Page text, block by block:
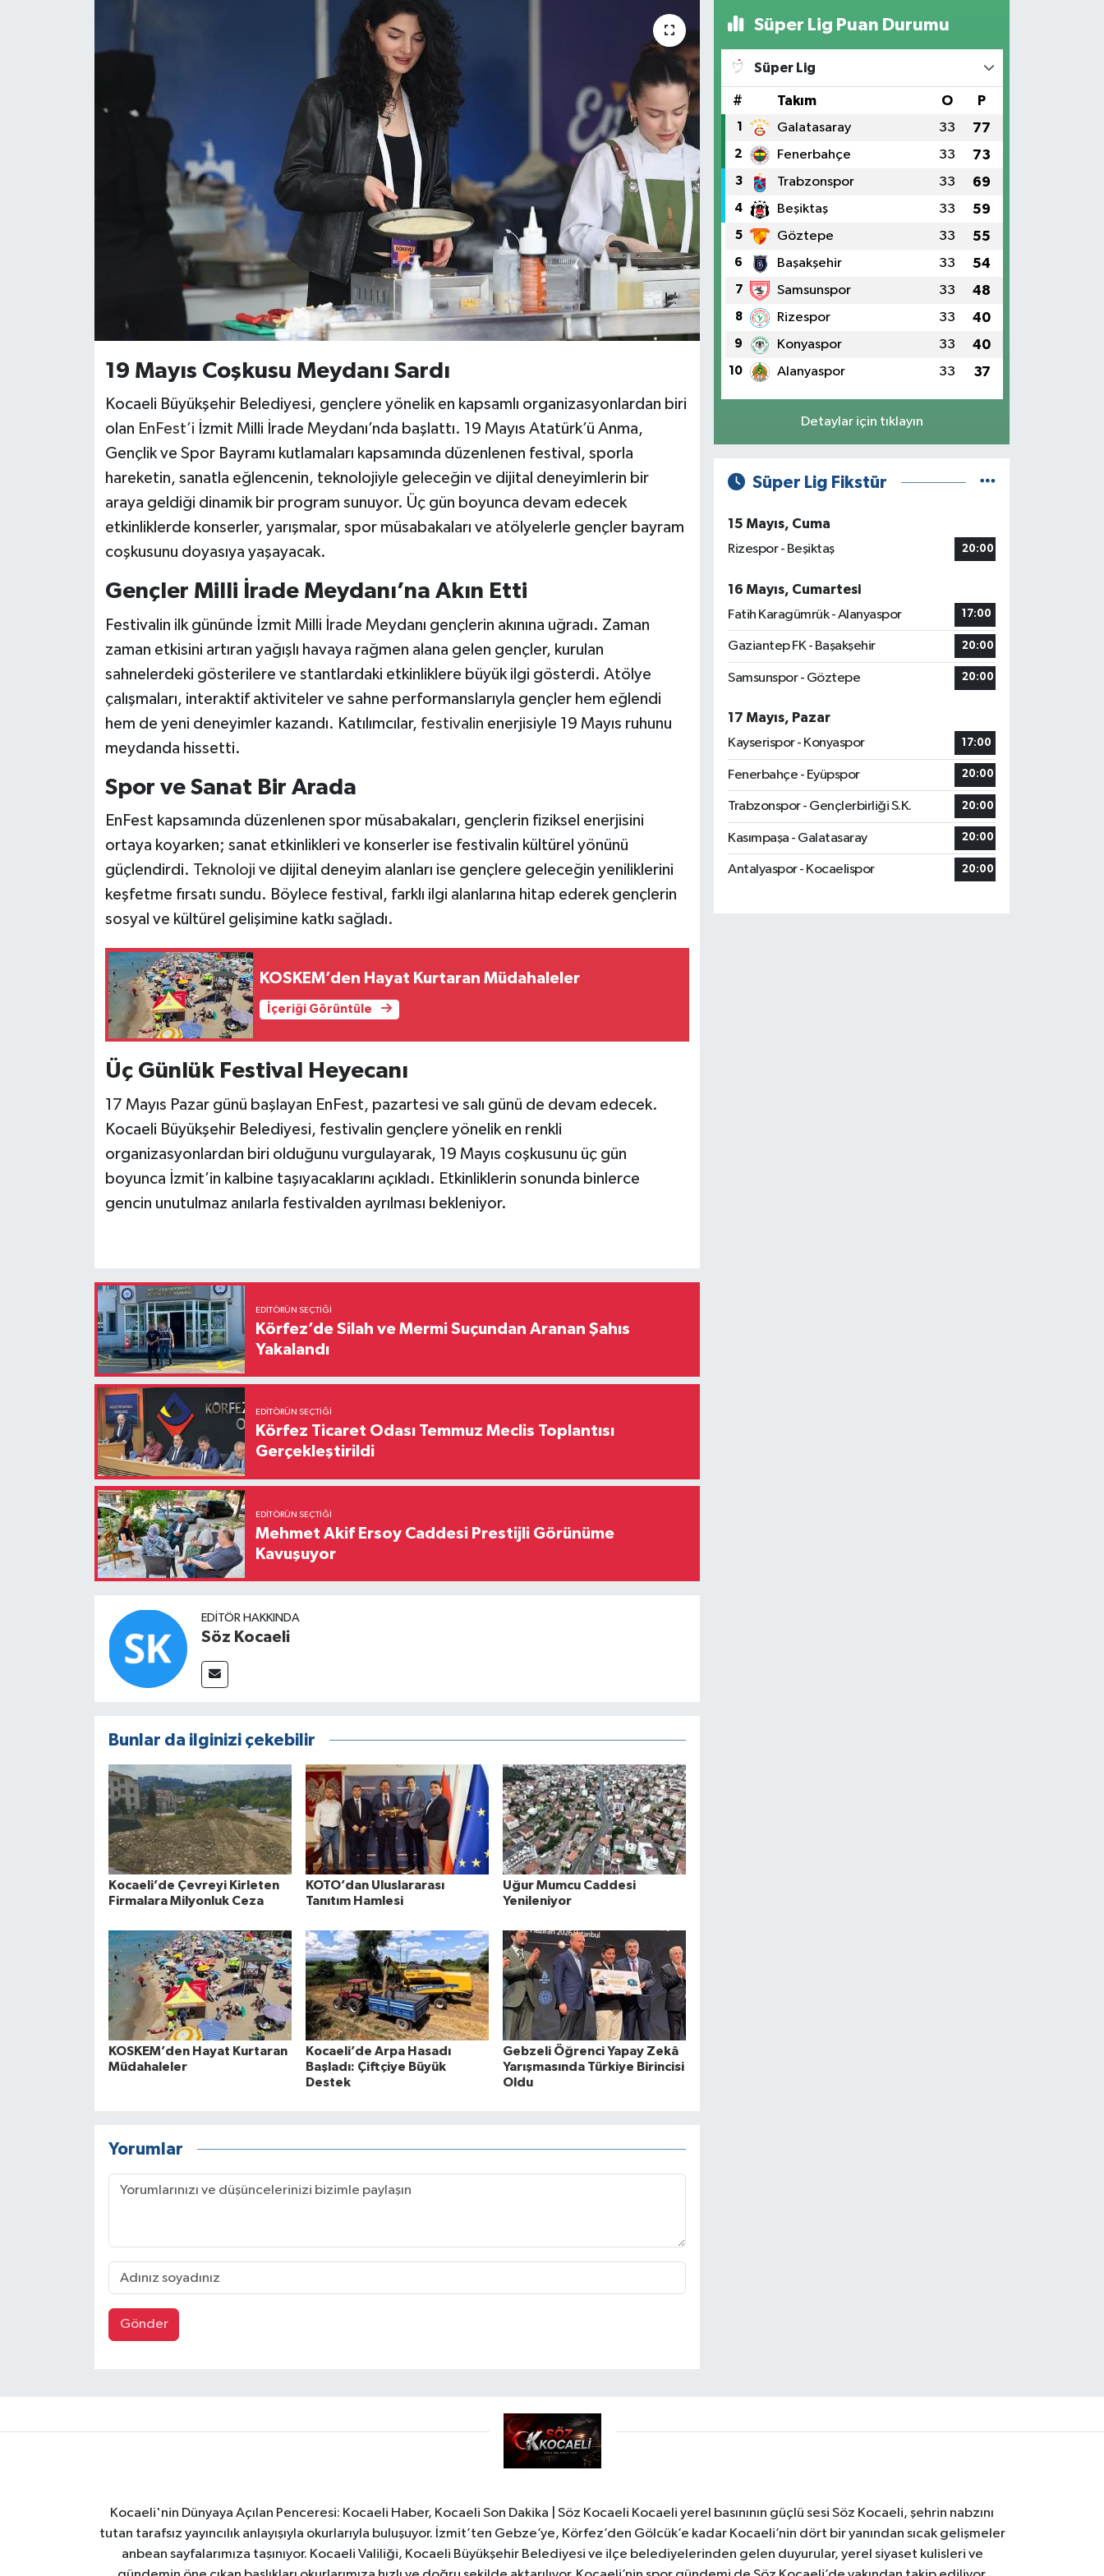
19 Mayıs Coşkusu Meydanı Sardı
Kocaeli Büyükşehir Belediyesi, gençlere yönelik en kapsamlı organizasyonlardan biri
olan EnFest’i İzmit Milli İrade Meydanı’nda başlattı. 19 Mayıs Atatürk’ü Anma,
Gençlik ve Spor Bayramı kutlamaları kapsamında düzenlenen festival, sporla
hareketin, sanatla eğlencenin, teknolojiyle geleceğin ve dijital deneyimlerin bir
araya geldiği dinamik bir program sunuyor. Üç gün boyunca devam edecek
etkinliklerde konserler, yarışmalar, spor müsabakaları ve atölyelerle gençler bayram
coşkusunu doyasıya yaşayacak.
Gençler Milli İrade Meydanı’na Akın Etti
Festivalin ilk gününde İzmit Milli İrade Meydanı gençlerin akınına uğradı. Zaman
zaman etkisini artıran yağışlı havaya rağmen alana gelen gençler, kurulan
sahnelerdeki gösterilere ve stantlardaki etkinliklere büyük ilgi gösterdi. Atölye
çalışmaları, interaktif aktiviteler ve sahne performanslarıyla gençler hem eğlendi
hem de yeni deneyimler kazandı. Katılımcılar, festivalin enerjisiyle 19 Mayıs ruhunu
meydanda hissetti.
Spor ve Sanat Bir Arada
EnFest kapsamında düzenlenen spor müsabakaları, gençlerin fiziksel enerjisini
ortaya koyarken; sanat etkinlikleri ve konserler ise festivalin kültürel yönünü
güçlendirdi. Teknoloji ve dijital deneyim alanları ise gençlere geleceğin yeniliklerini
keşfetme fırsatı sundu. Böylece festival, farklı ilgi alanlarına hitap ederek gençlerin
sosyal ve kültürel gelişimine katkı sağladı.
KOSKEM’den Hayat Kurtaran Müdahaleler
İçeriği Görüntüle
Üç Günlük Festival Heyecanı
17 Mayıs Pazar günü başlayan EnFest, pazartesi ve salı günü de devam edecek.
Kocaeli Büyükşehir Belediyesi, festivalin gençlere yönelik en renkli
organizasyonlardan biri olduğunu vurgulayarak, 19 Mayıs coşkusunu üç gün
boyunca İzmit’in kalbine taşıyacaklarını açıkladı. Etkinliklerin sonunda binlerce
gencin unutulmaz anılarla festivalden ayrılması bekleniyor.
EDITÖRÜN SEÇTIĞI
Körfez’de Silah ve Mermi Suçundan Aranan Şahıs
Yakalandı
EDITÖRÜN SEÇTIĞI
Körfez Ticaret Odası Temmuz Meclis Toplantısı
Gerçekleştirildi
EDITÖRÜN SEÇTIĞI
Mehmet Akif Ersoy Caddesi Prestijli Görünüme
Kavuşuyor
EDITÖR HAKKINDA
Söz Kocaeli
Bunlar da ilginizi çekebilir
Kocaeli’de Çevreyi Kirleten
Firmalara Milyonluk Ceza
KOTO’dan Uluslararası
Tanıtım Hamlesi
Uğur Mumcu Caddesi
Yenileniyor
KOSKEM’den Hayat Kurtaran
Müdahaleler
Kocaeli’de Arpa Hasadı
Başladı: Çiftçiye Büyük
Destek
Gebzeli Öğrenci Yapay Zekâ
Yarışmasında Türkiye Birincisi
Oldu
Yorumlar
Gönder
Süper Lig Puan Durumu
Süper Lig
# Takım O P
1 Galatasaray 33 77
2 Fenerbahçe 33 73
3 Trabzonspor 33 69
4 Beşiktaş 33 59
5 Göztepe 33 55
6 Başakşehir 33 54
7 Samsunspor 33 48
8 Rizespor 33 40
9 Konyaspor 33 40
10 Alanyaspor 33 37
Detaylar için tıklayın
Süper Lig Fikstür
15 Mayıs, Cuma
Rizespor - Beşiktaş
20:00
16 Mayıs, Cumartesi
Fatih Karagümrük - Alanyaspor
17:00
Gaziantep FK - Başakşehir 20:00
Samsunspor - Göztepe 20:00
17 Mayıs, Pazar
Kayserispor - Konyaspor
17:00
Fenerbahçe - Eyüpspor 20:00
Trabzonspor - Gençlerbirliği S.K. 20:00
Kasımpaşa - Galatasaray 20:00
Antalyaspor - Kocaelispor 20:00
Kocaeli'nin Dünyaya Açılan Penceresi: Kocaeli Haber, Kocaeli Son Dakika | Söz Kocaeli Kocaeli yerel basınının güçlü sesi Söz Kocaeli, şehrin nabzını
tutan tarafsız yayıncılık anlayışıyla okurlarıyla buluşuyor. İzmit’ten Gebze’ye, Körfez’den Gölcük’e kadar Kocaeli’nin dört bir yanından sıcak gelişmeler
anbean sayfalarımıza taşınıyor. Kocaeli Valiliği, Kocaeli Büyükşehir Belediyesi ve ilçe belediyelerinden gelen duyurular, yerel siyaset kulisleri ve